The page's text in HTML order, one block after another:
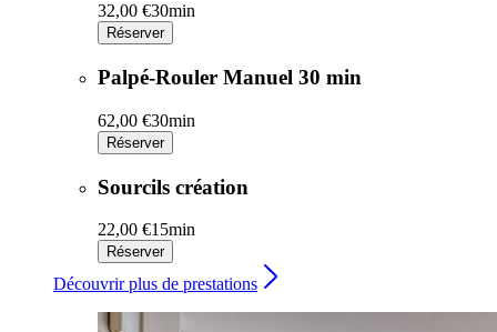
32,00 €30min
Réserver
Palpé-Rouler Manuel 30 min
62,00 €30min
Réserver
Sourcils création
22,00 €15min
Réserver
Découvrir plus de prestations